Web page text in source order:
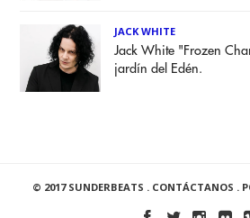
JACK WHITE
Jack White "Frozen
jardín del Edén.
© 2017 SUNDERBEATS . CONTÁCTANOS .